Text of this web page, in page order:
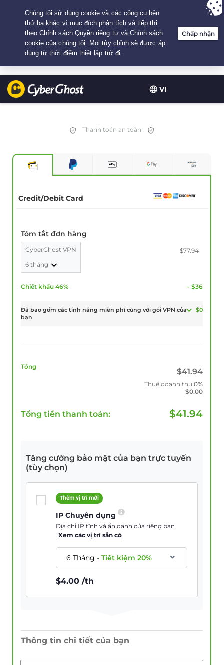
VI
Your choice:The Best Dealfor 2.1666666666667-years at $
/month
Thanh toán an toàn
Credit/Debit Card
Tóm tắt đơn hàng
CyberGhost VPN
6 tháng
$77.94
Chiết khấu 46% - $36
Đã bao gồm các tính năng miễn phí cùng với gói VPN của
bạn
$0
Tổng
$41.94
Thuế doanh thu 0%
$0.00
Tổng tiền thanh toán: $41.94
Tăng cường bảo mật của bạn trực tuyến
(tùy chọn)
Thêm vị trí mới
IP Chuyên dụng
Địa chỉ IP tĩnh và ẩn danh của riêng bạn
Xem các vị trí sẵn có
6 Tháng-Tiết kiệm20%
$4.00 /th
Thông tin chi tiết của bạn